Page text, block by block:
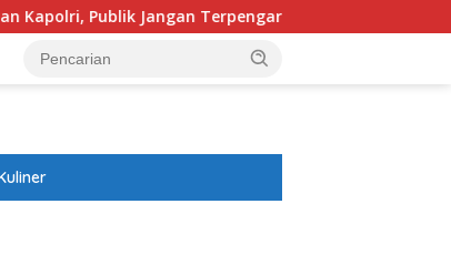
Jangan Terpengaruh Permasalahan Menyesatkan